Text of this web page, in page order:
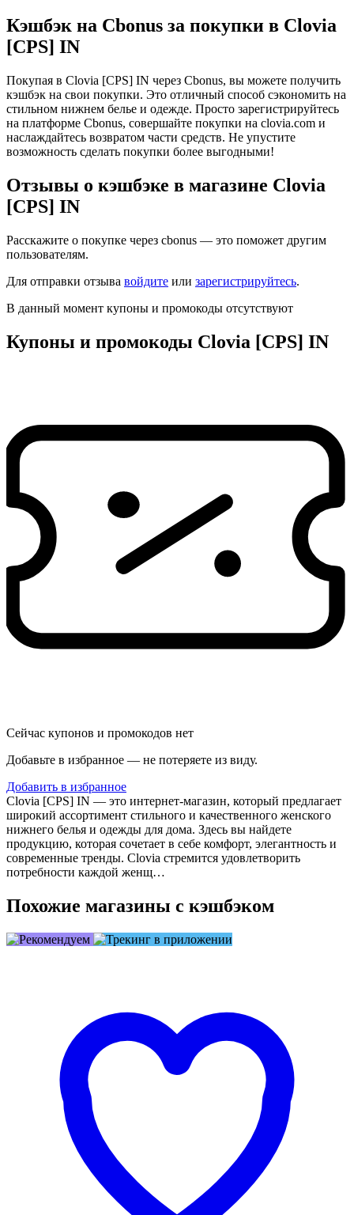
Кэшбэк на Cbonus за покупки в Clovia
[CPS] IN
Покупая в Clovia [CPS] IN через Cbonus, вы можете получить
кэшбэк на свои покупки. Это отличный способ сэкономить на
стильном нижнем белье и одежде. Просто зарегистрируйтесь
на платформе Cbonus, совершайте покупки на clovia.com и
наслаждайтесь возвратом части средств. Не упустите
возможность сделать покупки более выгодными!
Отзывы о кэшбэке в магазине Clovia
[CPS] IN
Расскажите о покупке через cbonus — это поможет другим
пользователям.
Для отправки отзыва войдите или зарегистрируйтесь.
В данный момент купоны и промокоды отсутствуют
Купоны и промокоды Clovia [CPS] IN
Сейчас купонов и промокодов нет
Добавьте в избранное — не потеряете из виду.
Добавить в избранное
Clovia [CPS] IN — это интернет-магазин, который предлагает
широкий ассортимент стильного и качественного женского
нижнего белья и одежды для дома. Здесь вы найдете
продукцию, которая сочетает в себе комфорт, элегантность и
современные тренды. Clovia стремится удовлетворить
потребности каждой женщ…
Похожие магазины с кэшбэком